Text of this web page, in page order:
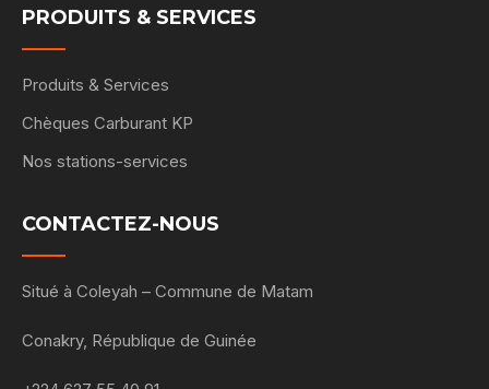
PRODUITS & SERVICES
Produits & Services
Chèques Carburant KP
Nos stations-services
CONTACTEZ-NOUS
Situé à Coleyah – Commune de Matam
Conakry, République de Guinée